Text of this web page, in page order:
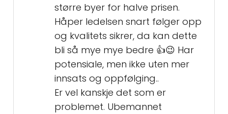
større byer for halve prisen.
Håper ledelsen snart følger opp
og kvalitets sikrer, da kan dette
bli så mye mye bedre 👍😉 Har
potensiale, men ikke uten mer
innsats og oppfølging..
Er vel kanskje det som er
problemet. Ubemannet